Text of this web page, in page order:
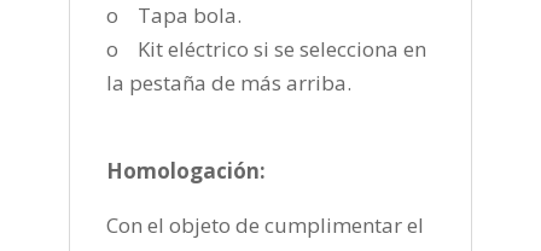
o Tapa bola.
o Kit eléctrico si se selecciona en
la pestaña de más arriba.
Homologación:
Con el objeto de cumplimentar el